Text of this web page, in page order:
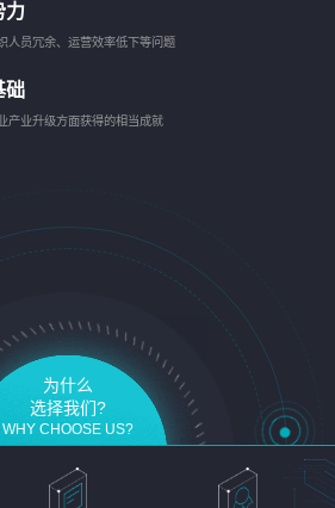
力
人员冗余、运营效率低下等问题
础
产业升级方面获得的相当成就
为什么
选择我们?
WHY CHOOSE US?